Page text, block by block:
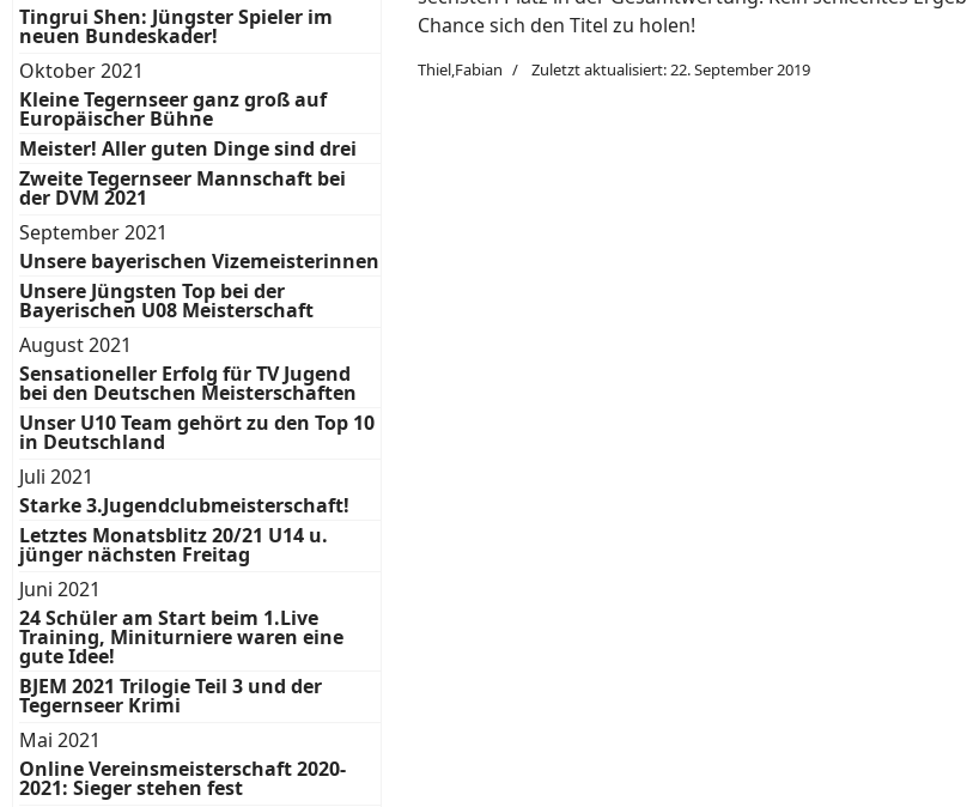
Tingrui Shen: Jüngster Spieler im
neuen Bundeskader!
Oktober 2021
Kleine Tegernseer ganz groß auf
Europäischer Bühne
Meister! Aller guten Dinge sind drei
Zweite Tegernseer Mannschaft bei
der DVM 2021
September 2021
Unsere bayerischen Vizemeisterinnen
Unsere Jüngsten Top bei der
Bayerischen U08 Meisterschaft
August 2021
Sensationeller Erfolg für TV Jugend
bei den Deutschen Meisterschaften
Unser U10 Team gehört zu den Top 10
in Deutschland
Juli 2021
Starke 3.Jugendclubmeisterschaft!
Letztes Monatsblitz 20/21 U14 u.
jünger nächsten Freitag
Juni 2021
24 Schüler am Start beim 1.Live
Training, Miniturniere waren eine
gute Idee!
BJEM 2021 Trilogie Teil 3 und der
Tegernseer Krimi
Mai 2021
Online Vereinsmeisterschaft 2020-
2021: Sieger stehen fest
Chance sich den Titel zu holen!
Thiel,Fabian Zuletzt aktualisiert: 22. September 2019